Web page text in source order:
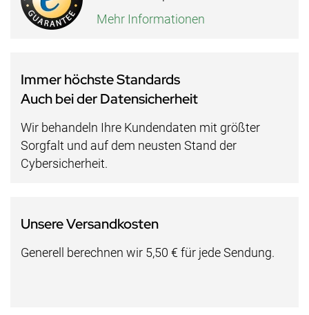
Mehr Informationen
Immer höchste Standards
Auch bei der Datensicherheit
Wir behandeln Ihre Kundendaten mit größter
Sorgfalt und auf dem neusten Stand der
Cybersicherheit.
Unsere Versandkosten
Generell berechnen wir 5,50 € für jede Sendung.